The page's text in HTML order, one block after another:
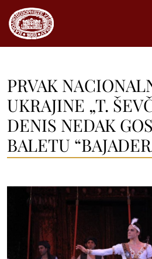
PRVAK
UKRAJINE „T.
DENIS NEDAK
BALETU